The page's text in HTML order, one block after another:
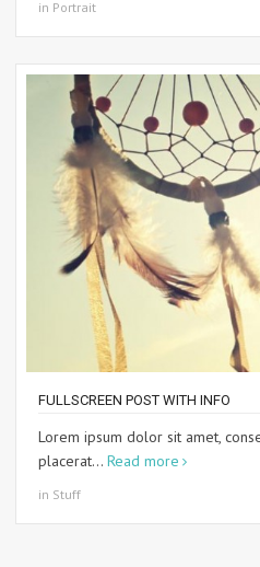
in Portrait
FULLSCREEN POST WITH INFO
Lorem ipsum dolor sit amet,
placerat... Read more
in Stuff